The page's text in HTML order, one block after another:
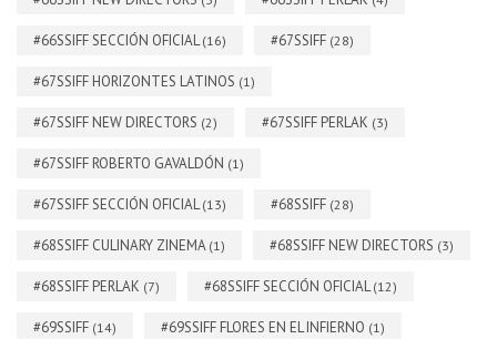
#66SSIFF SECCIÓN OFICIAL(16) #67SSIFF (28)
#67SSIFF HORIZONTES LATINOS (1)
#67SSIFF NEW DIRECTORS (2) #67SSIFF PERLAK (3)
#67SSIFF ROBERTO GAVALDÓN (1)
#67SSIFF SECCIÓN OFICIAL(13) #68SSIFF (28)
#68SSIFF CULINARY ZINEMA (1) #68SSIFF NEW DIRECTORS (3)
#68SSIFF PERLAK (7) #68SSIFF SECCIÓN OFICIAL(12)
#69SSIFF (14) #69SSIFF FLORES EN EL INFIERNO (1)